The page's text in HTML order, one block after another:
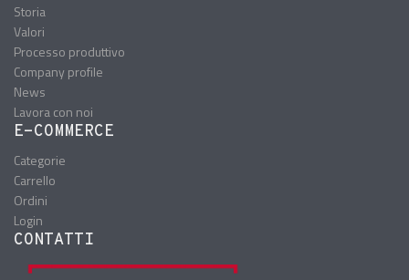
Storia
Valori
Processo produttivo
Company profile
News
Lavora con noi
E-COMMERCE
Categorie
Carrello
Ordini
Login
CONTATTI